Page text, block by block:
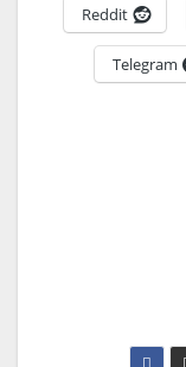
Reddit
Telegram